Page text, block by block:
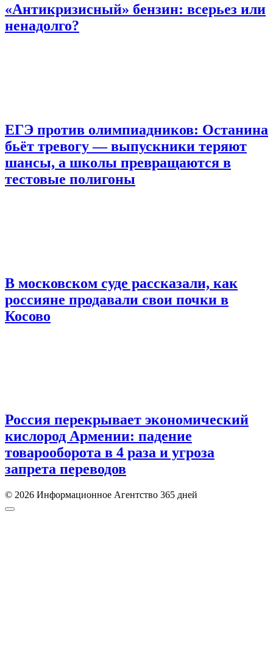
«Антикризисный» бензин: всерьез или
ненадолго?
ЕГЭ против олимпиадников: Останина
бьёт тревогу — выпускники теряют
шансы, а школы превращаются в
тестовые полигоны
В московском суде рассказали, как
россияне продавали свои почки в
Косово
Россия перекрывает экономический
кислород Армении: падение
товарооборота в 4 раза и угроза
запрета переводов
© 2026 Информационное Агентство 365 дней